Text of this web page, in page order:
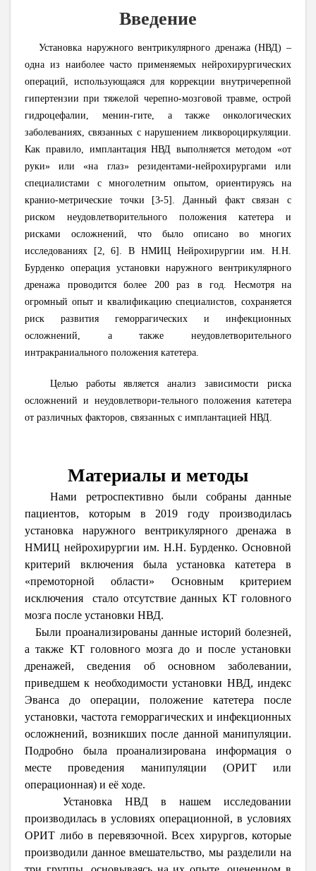
Введение
Установка наружного вентрикулярного дренажа (НВД) –
одна из наиболее часто применяемых нейрохирургических
операций, использующаяся для коррекции внутричерепной
гипертензии при тяжелой черепно-мозговой травме, острой
гидроцефалии, менин-гите, а также онкологических
заболеваниях, связанных с нарушением ликвороциркуляции.
Как правило, имплантация НВД выполняется методом «от
руки» или «на глаз» резидентами-нейрохирургами или
специалистами с многолетним опытом, ориентируясь на
кранио-метрические точки
[3-5]
Данный факт связан с
риском неудовлетворительного положения катетера и
рисками осложнений, что было описано во многих
исследованиях
[2 ,6]
В НМИЦ Нейрохирургии им. Н.Н.
Бурденко операция установки наружного вентрикулярного
дренажа проводится более 200 раз в год. Несмотря на
огромный опыт и квалификацию специалистов, сохраняется
риск развития геморрагических и инфекционных
осложнений, а также неудовлетворительного
интракраниального положения катетера.
Целью работы является анализ зависимости риска
осложнений и неудовлетвори-тельного положения катетера
от различных факторов, связанных с имплантацией НВД.
Материалы и методы
Нами ретроспективно были собраны данные
пациентов, которым в 2019 году производилась
установка наружного вентрикулярного дренажа в
НМИЦ нейрохирургии им. Н.Н. Бурденко. Основной
критерий включения была установка катетера в
«премоторной области» Основным критерием
исключения стало отсутствие данных КТ головного
мозга после установки НВД.
Были проанализированы данные историй болезней,
а также КТ головного мозга до и после установки
дренажей, сведения об основном заболевании,
приведшем к необходимости установки НВД, индекс
Эванса до операции, положение катетера после
установки, частота геморрагических и инфекционных
осложнений, возникших после данной манипуляции.
Подробно была проанализирована информация о
месте проведения манипуляции (ОРИТ или
операционная) и её ходе.
Установка НВД в нашем исследовании
производилась в условиях операционной, в условиях
ОРИТ либо в перевязочной. Всех хирургов, которые
производили данное вмешательство, мы разделили на